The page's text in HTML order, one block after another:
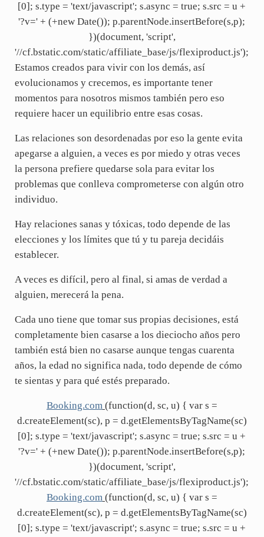
[0]; s.type = 'text/javascript'; s.async = true; s.src = u +
'?v=' + (+new Date()); p.parentNode.insertBefore(s,p);
})(document, 'script',
'//cf.bstatic.com/static/affiliate_base/js/flexiproduct.js');
Estamos creados para vivir con los demás, así
evolucionamos y crecemos, es importante tener
momentos para nosotros mismos también pero eso
requiere hacer un equilibrio entre esas cosas.
Las relaciones son desordenadas por eso la gente evita
apegarse a alguien, a veces es por miedo y otras veces
la persona prefiere quedarse sola para evitar los
problemas que conlleva comprometerse con algún otro
individuo.
Hay relaciones sanas y tóxicas, todo depende de las
elecciones y los límites que tú y tu pareja decidáis
establecer.
A veces es difícil, pero al final, si amas de verdad a
alguien, merecerá la pena.
Cada uno tiene que tomar sus propias decisiones, está
completamente bien casarse a los dieciocho años pero
también está bien no casarse aunque tengas cuarenta
años, la edad no significa nada, todo depende de cómo
te sientas y para qué estés preparado.
Booking.com (function(d, sc, u) { var s =
d.createElement(sc), p = d.getElementsByTagName(sc)
[0]; s.type = 'text/javascript'; s.async = true; s.src = u +
'?v=' + (+new Date()); p.parentNode.insertBefore(s,p);
})(document, 'script',
'//cf.bstatic.com/static/affiliate_base/js/flexiproduct.js');
Booking.com (function(d, sc, u) { var s =
d.createElement(sc), p = d.getElementsByTagName(sc)
[0]; s.type = 'text/javascript'; s.async = true; s.src = u +